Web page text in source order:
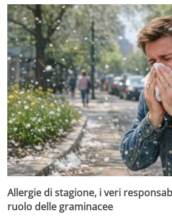
Allergie di stagione, i veri
ruolo delle graminacee